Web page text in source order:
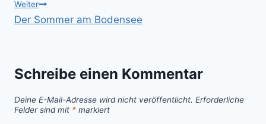
Weiter
Der Sommer am Bodensee
Schreibe einen Kommentar
Deine E-Mail-Adresse wird nicht veröffentlicht. Erforderliche
Felder sind mit * markiert